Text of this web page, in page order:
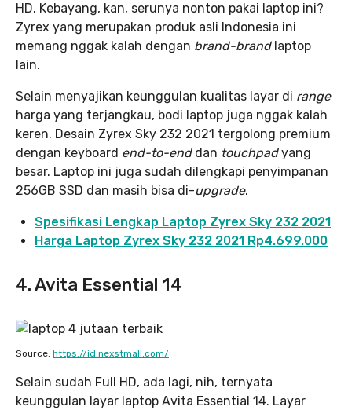
HD. Kebayang, kan, serunya nonton pakai laptop ini?
Zyrex yang merupakan produk asli Indonesia ini
memang nggak kalah dengan brand-brandlaptop
lain.
Selain menyajikan keunggulan kualitas layar di range
harga yang terjangkau, bodi laptop juga nggak kalah
keren. Desain Zyrex Sky 232 2021 tergolong premium
dengan keyboard end-to-enddan touchpadyang
besar. Laptop ini juga sudah dilengkapi penyimpanan
256GB SSD dan masih bisa di-upgrade.
Spesifikasi Lengkap Laptop Zyrex Sky 232 2021
Harga Laptop Zyrex Sky 232 2021 Rp4.699.000
4. Avita Essential 14
Source: https://id.nexstmall.com/
Selain sudah Full HD, ada lagi, nih, ternyata
keunggulan layar laptop Avita Essential 14. Layar